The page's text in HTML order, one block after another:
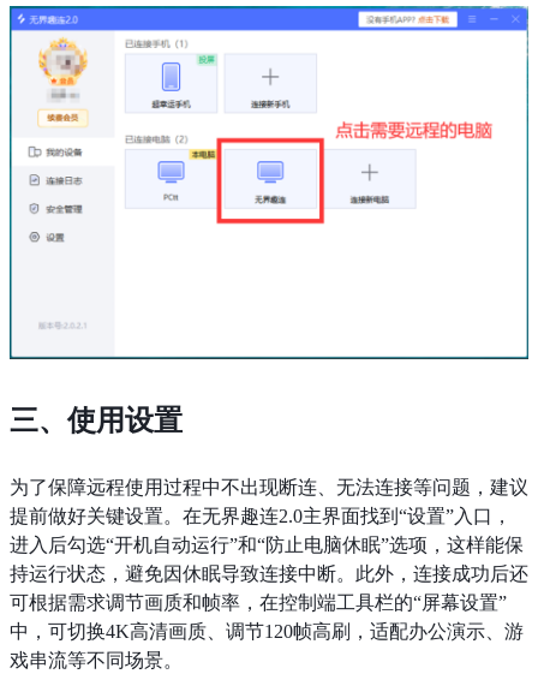
三、使用设置
为了保障远程使用过程中不出现断连、无法连接等问题，建议
提前做好关键设置。在无界趣连2.0主界面找到“设置”入口，
进入后勾选“开机自动运行”和“防止电脑休眠”选项，这样能保
持运行状态，避免因休眠导致连接中断。此外，连接成功后还
可根据需求调节画质和帧率，在控制端工具栏的“屏幕设置”
中，可切换4K高清画质、调节120帧高刷，适配办公演示、游
戏串流等不同场景。